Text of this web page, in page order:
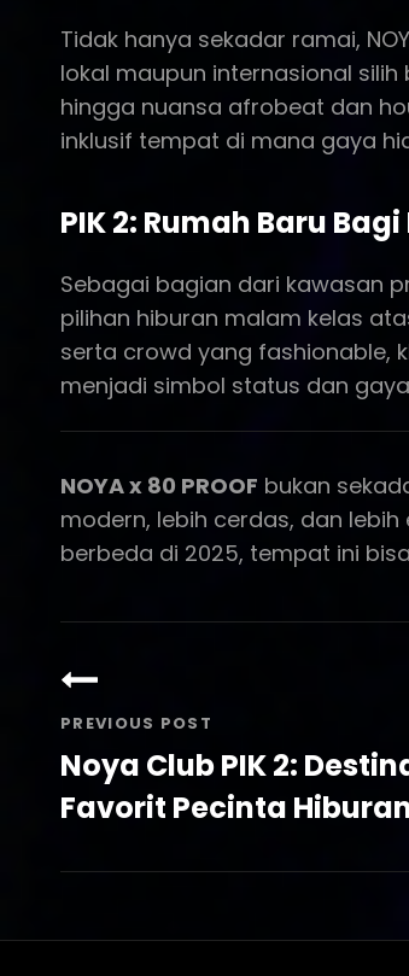
Tidak hanya sekadar ramai,
lokal maupun internasional
hingga nuansa afrobeat dan
inklusif tempat di mana gaya
PIK 2: Rumah Baru
Sebagai bagian dari kawasan
pilihan hiburan malam kelas
serta crowd yang fashionable,
menjadi simbol status dan
NOYA x 80 PROOF bukan
modern, lebih cerdas, dan
berbeda di 2025, tempat ini
navigation
PREVIOUS POST
Noya Club PIK 2:
Favorit Pecinta
Post